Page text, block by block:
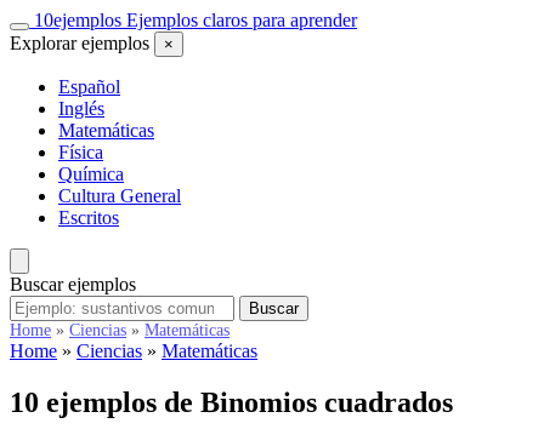
Saltar
al
10ejemplos Ejemplos claros para aprender
Explorar ejemplos
×
Español
Inglés
Matemáticas
Física
Química
Cultura General
Escritos
Buscar ejemplos
Buscar
ejemplos
Buscar
Home » Ciencias » Matemáticas
Home » Ciencias » Matemáticas
10 ejemplos de Binomios cuadrados